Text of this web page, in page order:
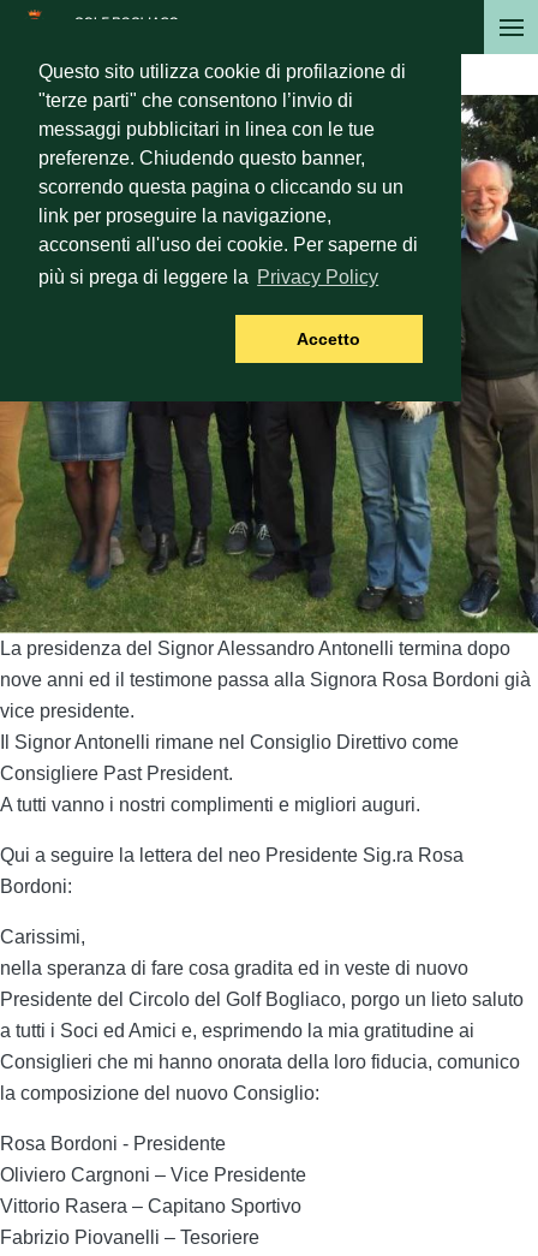
Questo sito utilizza cookie di profilazione di
"terze parti" che consentono l’invio di
messaggi pubblicitari in linea con le tue
preferenze. Chiudendo questo banner,
scorrendo questa pagina o cliccando su un
link per proseguire la navigazione,
acconsenti all'uso dei cookie. Per saperne di
più si prega di leggere la Privacy Policy
Accetto
Salta
contenuto
principale
Language Italian
La presidenza del Signor Alessandro Antonelli termina dopo
nove anni ed il testimone passa alla Signora Rosa Bordoni già
vice presidente.
Il Signor Antonelli rimane nel Consiglio Direttivo come
Consigliere Past President.
A tutti vanno i nostri complimenti e migliori auguri.
Qui a seguire la lettera del neo Presidente Sig.ra Rosa
Bordoni:
Carissimi,
nella speranza di fare cosa gradita ed in veste di nuovo
Presidente del Circolo del Golf Bogliaco, porgo un lieto saluto
a tutti i Soci ed Amici e, esprimendo la mia gratitudine ai
Consiglieri che mi hanno onorata della loro fiducia, comunico
la composizione del nuovo Consiglio:
Rosa Bordoni - Presidente
Oliviero Cargnoni – Vice Presidente
Vittorio Rasera – Capitano Sportivo
Fabrizio Piovanelli – Tesoriere